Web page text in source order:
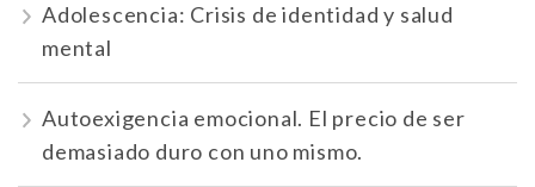
Adolescencia: Crisis de identidad y salud
mental
Autoexigencia emocional. El precio de ser
demasiado duro con uno mismo.